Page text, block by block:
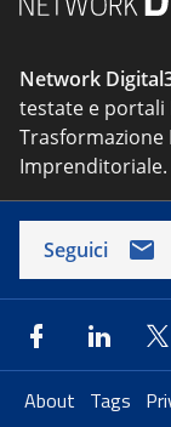
Network
testate e portali
Trasformazione
Imprenditoriale.
Seguici
About Tags